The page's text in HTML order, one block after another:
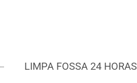
LIMPA FOSSA 24 HORAS